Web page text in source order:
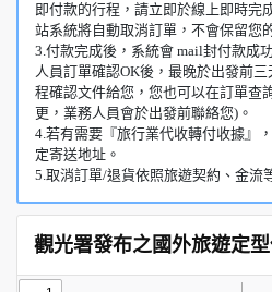
即付款的行程，請立即於線上即時完
站系統將自動取消訂單，不會保留您
3.付款完成後，系統會 mail封付款成
人員訂單確認OK後，最晚於出發前
程確認文件給您，您也可以在訂單查
更，業務人員會於出發前聯絡您)。
4.若有需要『旅行業代收轉付收據』
定寄送地址。
5.取消訂單/退貨依照旅遊契約、金流
觀光署發布之國外旅遊定